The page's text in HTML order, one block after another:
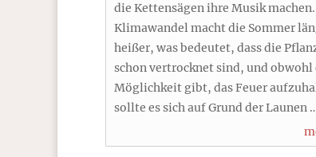
die Kettensägen ihre Musik
Klimawandel macht die Sommer
heißer, was bedeutet, dass die
schon vertrocknet sind, und obwohl
Möglichkeit gibt, das Feuer
sollte es sich auf Grund der Launen